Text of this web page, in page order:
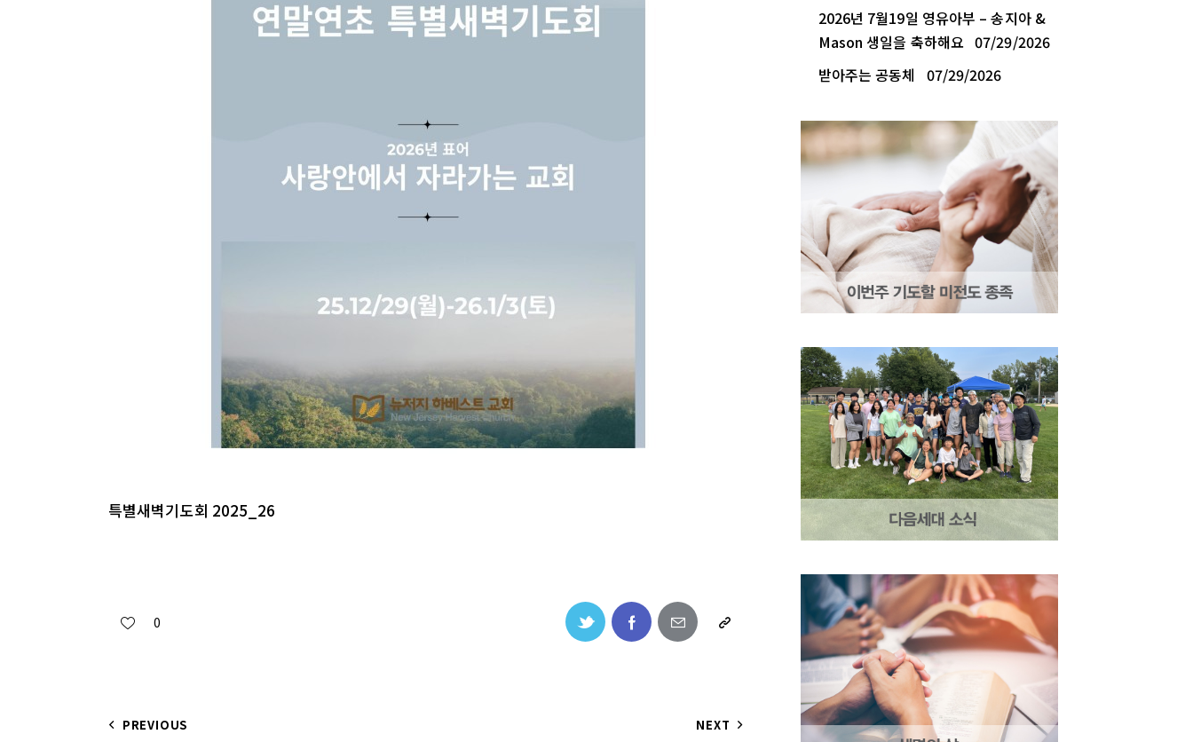
특별새벽기도회 2025_26
0
PREVIOUS NEXT
2026년 7월19일 영유아부 – 송지아 &
Mason 생일을 축하해요 07/29/2026
받아주는 공동체
07/29/2026